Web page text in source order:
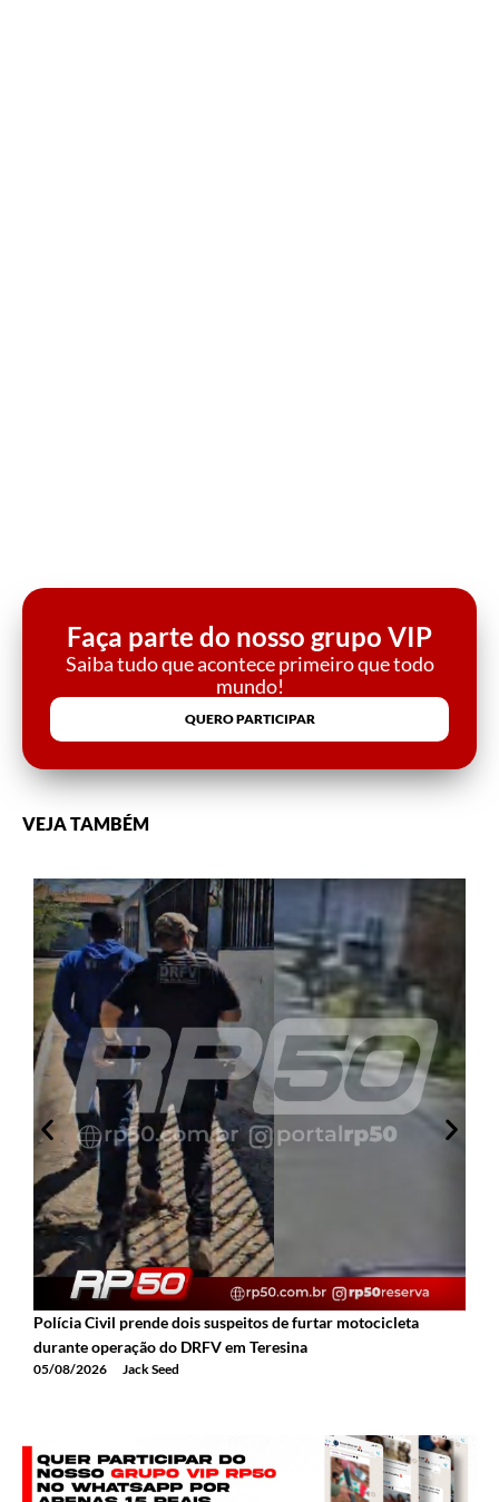
Faça parte do nosso grupo VIP
Saiba tudo que acontece primeiro que todo
mundo!
QUERO PARTICIPAR
VEJA TAMBÉM
Polícia Civil prende dois suspeitos de furtar motocicleta
durante operação do DRFV em Teresina
05/08/2026 Jack Seed